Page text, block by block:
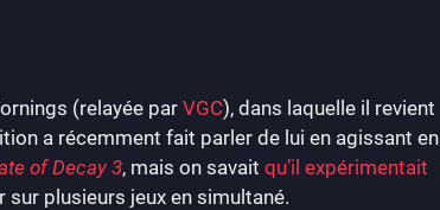
(relayée par VGC), dans laquelle il revient
a récemment fait parler de lui en agissant en
of Decay 3, mais on savait qu’il expérimentait
sur plusieurs jeux en simultané.